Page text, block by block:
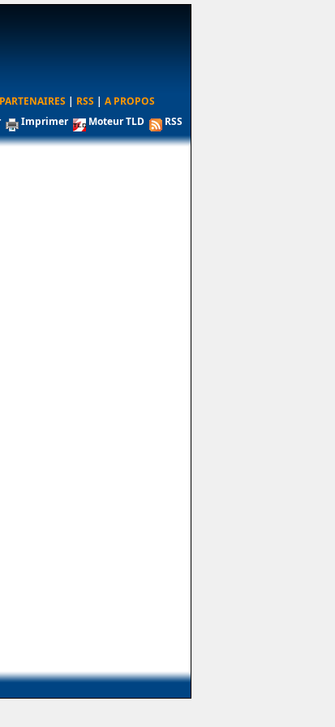
PARTENAIRES | RSS | A PROPOS
Imprimer Moteur TLD RSS